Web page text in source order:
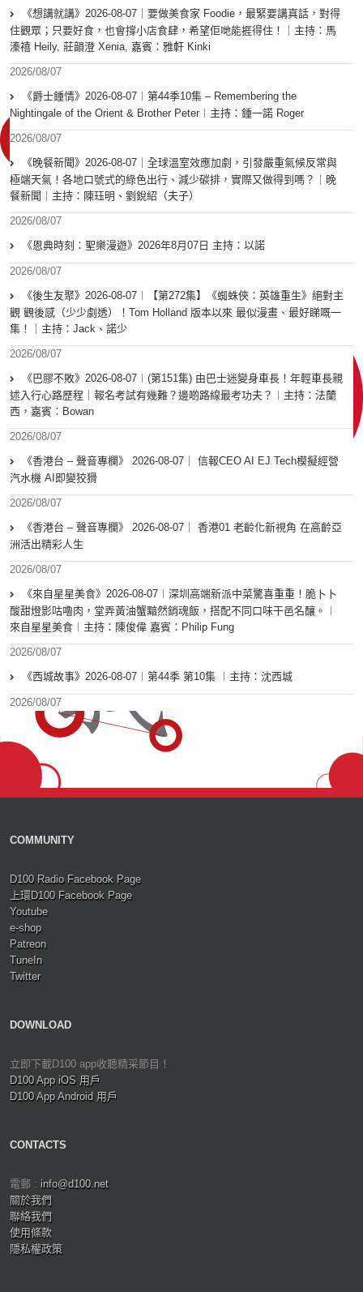
《想講就講》2026-08-07｜要做美食家 Foodie，最緊要講真話，對得
住觀眾；只要好食，也會撐小店食肆，希望佢哋能捱得住！｜主持：馬
溱禧 Heily, 莊韻澄 Xenia, 嘉賓：雅軒 Kinki
2026/08/07
《爵士鍾情》2026-08-07︱第44季10集 – Remembering the
Nightingale of the Orient & Brother Peter︱主持：鍾一諾 Roger
2026/08/07
《晚餐新聞》2026-08-07｜全球溫室效應加劇，引發嚴重氣候反常與
極端天氣！各地口號式的綠色出行、減少碳排，實際又做得到嗎？｜晚
餐新聞｜主持：陳珏明、劉銳紹（夫子）
2026/08/07
《恩典時刻：聖樂漫遊》2026年8月07日 主持：以諾
2026/08/07
《後生友聚》2026-08-07︱【第272集】《蜘蛛俠：英雄重生》絕對主
觀 觀後感（少少劇透）！Tom Holland 版本以來 最似漫畫、最好睇嘅一
集！｜主持：Jack、諾少
2026/08/07
《巴膠不敗》2026-08-07︱(第151集) 由巴士迷變身車長！年輕車長親
述入行心路歷程｜報名考試有幾難？邊啲路線最考功夫？︱主持：法蘭
西，嘉賓︰Bowan
2026/08/07
《香港台 – 聲音專欄》 2026-08-07｜ 信報CEO AI EJ Tech模擬經營
汽水機 AI即變狡猾
2026/08/07
《香港台 – 聲音專欄》 2026-08-07｜ 香港01 老齡化新視角 在高齡亞
洲活出精彩人生
2026/08/07
《來自星星美食》2026-08-07︱深圳高端新派中菜驚喜重重！脆卜卜
酸甜燈影咕嚕肉，堂弄黃油蟹黯然銷魂飯，搭配不同口味干邑名釀。︱
來自星星美食︱主持：陳俊偉 嘉賓：Philip Fung
2026/08/07
《西城故事》2026-08-07︱第44季 第10集 ︱主持：沈西城
2026/08/07
COMMUNITY
D100 Radio Facebook Page
上環D100 Facebook Page
Youtube
e-shop
Patreon
TuneIn
Twitter
DOWNLOAD
立即下載D100 app收聽精采節目！
D100 App iOS 用戶
D100 App Android 用戶
CONTACTS
電郵 : info@d100.net
關於我們
聯絡我們
使用條款
隱私權政策